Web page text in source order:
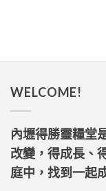
WELCOME!
內壢得勝靈糧堂
改變，得成長、
庭中，找到一起